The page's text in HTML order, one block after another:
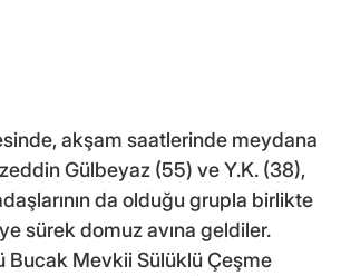
akşam saatlerinde meydana
Gülbeyaz (55) ve Y.K. (38),
da olduğu grupla birlikte
sürek domuz avına geldiler.
Bucak Mevkii Sülüklü Çeşme